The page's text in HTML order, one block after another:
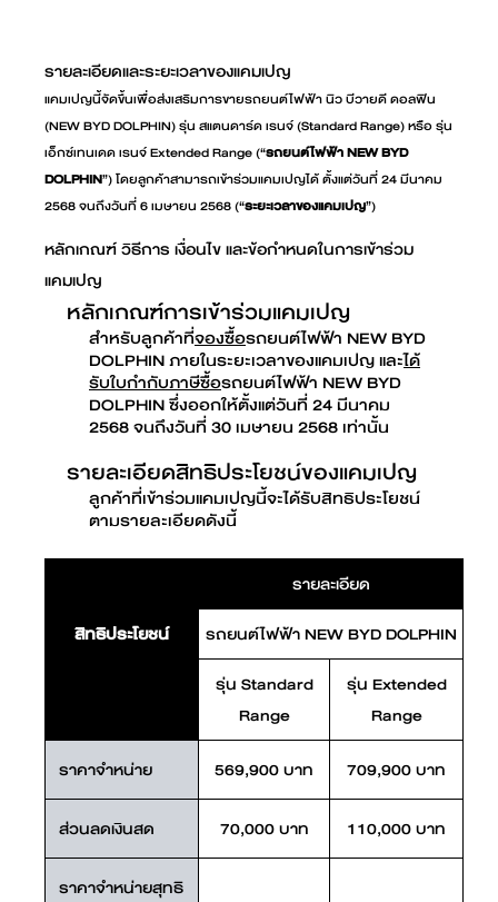
รายละเอียดและระยะเวลาของแคมเปญ
แคมเปญนี้จัดขึ้นเพื่อส่งเสริมการขายรถยนต์ไฟฟ้า นิว บีวายดี ดอลฟิน
(NEW BYD DOLPHIN) รุ่น สแตนดาร์ด เรนจ์ (Standard Range) หรือ รุ่น
เอ็กซ์เทนเดด เรนจ์ Extended Range (“รถยนต์ไฟฟ้า NEW BYD
DOLPHIN”) โดยลูกค้าสามารถเข้าร่วมแคมเปญได้ ตั้งแต่วันที่ 24 มีนาคม
2568 จนถึงวันที่ 6 เมษายน 2568 (“ระยะเวลาของแคมเปญ”)
หลักเกณฑ์ วิธีการ เงื่อนไข และข้อกำหนดในการเข้าร่วม
แคมเปญ
หลักเกณฑ์การเข้าร่วมแคมเปญ
สำหรับลูกค้าที่จองซื้อรถยนต์ไฟฟ้า NEW BYD
DOLPHIN ภายในระยะเวลาของแคมเปญ และได้
รับใบกำกับภาษีซื้อรถยนต์ไฟฟ้า NEW BYD
DOLPHIN ซึ่งออกให้ตั้งแต่วันที่ 24 มีนาคม
2568 จนถึงวันที่ 30 เมษายน 2568 เท่านั้น
รายละเอียดสิทธิประโยชน์ของแคมเปญ
ลูกค้าที่เข้าร่วมแคมเปญนี้จะได้รับสิทธิประโยชน์
ตามรายละเอียดดังนี้
รายละเอียด
สิทธิประโยชน์
รถยนต์ไฟฟ้า NEW BYD DOLPHIN
รุ่น Standard
Range
รุ่น Extended
Range
ราคาจำหน่าย 569,900 บาท 709,900 บาท
ส่วนลดเงินสด 70,000 บาท 110,000 บาท
ราคาจำหน่ายสุทธิ